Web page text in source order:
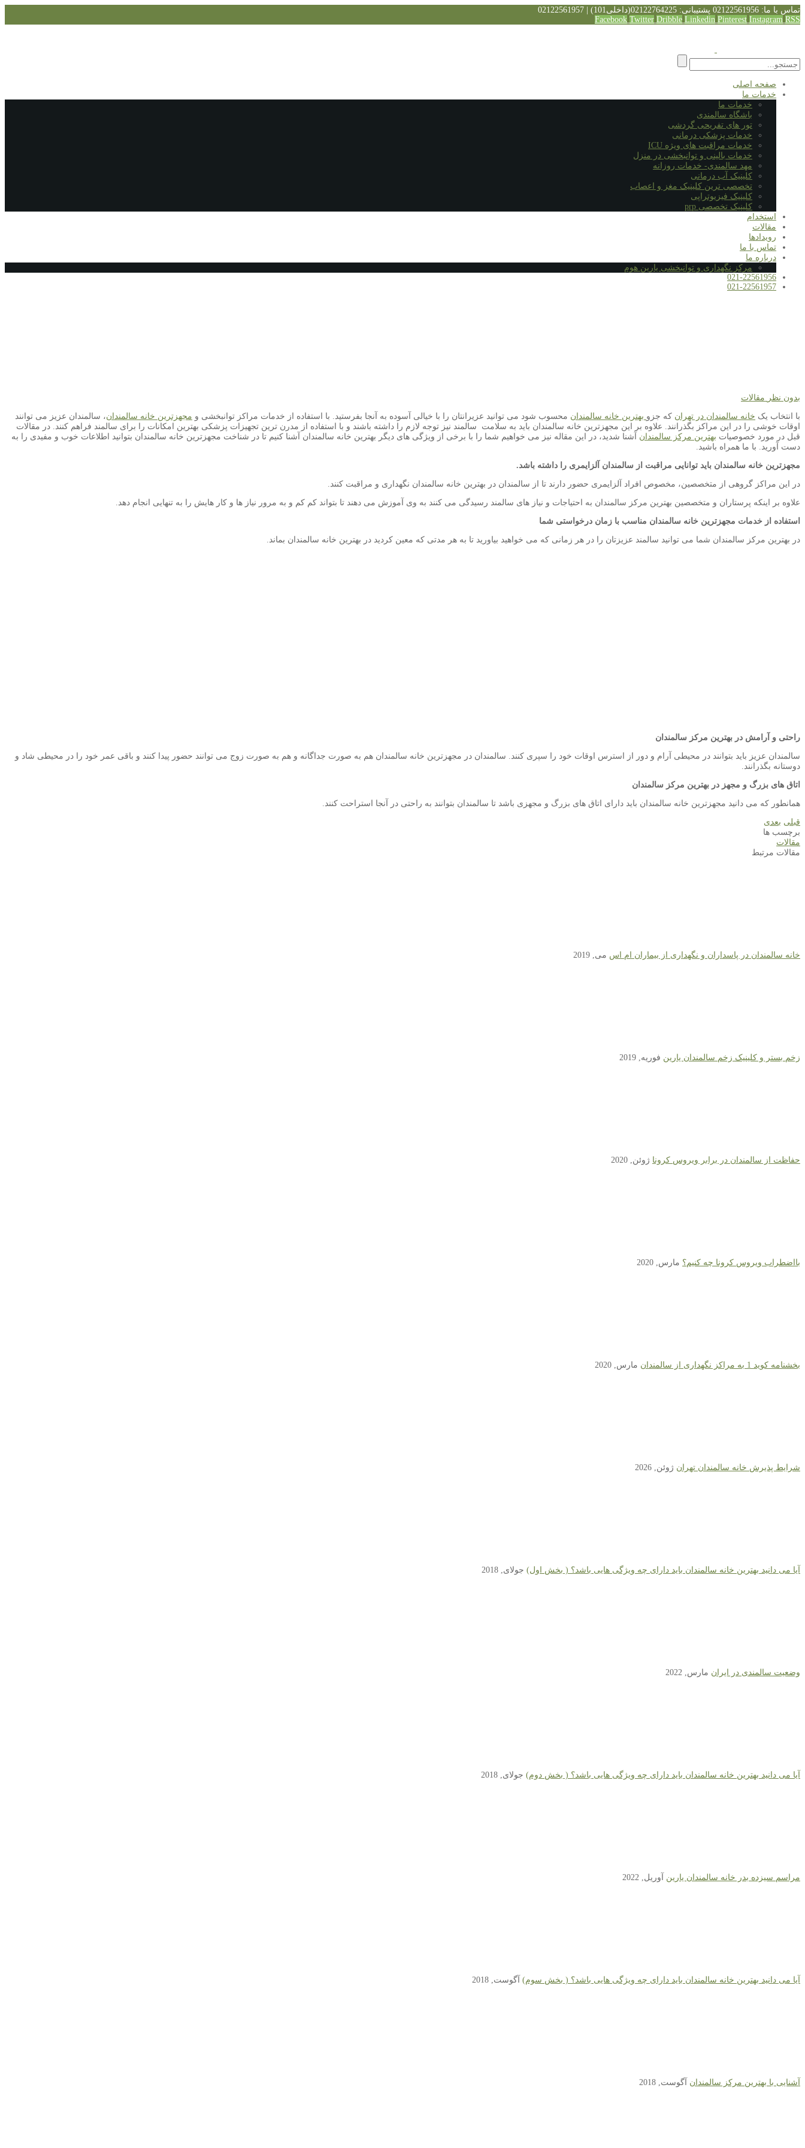
تماس با ما: 02122561956
پشتیبانی: 02122764225(داخلی101) | 02122561957
Facebook Twitter Dribble Linkedin Pinterest Instagram RSS
صفحه اصلی
خدمات ما
خدمات ما
باشگاه سالمندی
تور های تفریحی گردشی
خدمات پزشکی درمانی
خدمات مراقبت های ویژه ICU
خدمات بالینی و توانبخشی در منزل
مهد سالمندی- خدمات روزانه
کلینیک آب درمانی
تخصصی ترین کلینیک مغز و اعصاب
کلینیک فیزیوتراپی
کلینیک تخصصی prp
استخدام
مقالات
رویدادها
تماس با ما
درباره ما
مرکز نگهداری و توانبخشی یارین هوم
021-22561956
021-22561957
بدون نظر مقالات
با انتخاب یک خانه سالمندان در تهران که جزو بهترین خانه سالمندان محسوب شود می توانید عزیرانتان را با خیالی آسوده به آنجا بفرستید. با استفاده از خدمات مراکز توانبخشی و مجهزترین خانه سالمندان، سالمندان عزیز می توانند
اوقات خوشی را در این مراکز بگذرانند. علاوه بر این مجهزترین خانه سالمندان باید به سلامت سالمند نیز توجه لازم را داشته باشند و با استفاده از مدرن ترین تجهیزات پزشکی بهترین امکانات را برای سالمند فراهم کنند. در مقالات
قبل در مورد خصوصیات بهترین مرکز سالمندان آشنا شدید، در این مقاله نیز می خواهیم شما را با برخی از ویژگی های دیگر بهترین خانه سالمندان آشنا کنیم تا در شناخت مجهزترین خانه سالمندان بتوانید اطلاعات خوب و مفیدی را به
دست آورید. با ما همراه باشید.
مجهزترین خانه سالمندان باید توانایی مراقبت از سالمندان آلزایمری را داشته باشد.
در این مراکز گروهی از متخصصین، مخصوص افراد آلزایمری حضور دارند تا از سالمندان در بهترین خانه سالمندان نگهداری و مراقبت کنند.
علاوه بر اینکه پرستاران و متخصصین بهترین مرکز سالمندان به احتیاجات و نیاز های سالمند رسیدگی می کنند به وی آموزش می دهند تا بتواند کم کم و به مرور نیاز ها و کار هایش را به تنهایی انجام دهد.
استفاده از خدمات مجهزترین خانه سالمندان مناسب با زمان درخواستی شما
در بهترین مرکز سالمندان شما می توانید سالمند عزیزتان را در هر زمانی که می خواهید بیاورید تا به هر مدتی که معین کردید در بهترین خانه سالمندان بماند.
راحتی و آرامش در بهترین مرکز سالمندان
سالمندان عزیز باید بتوانند در محیطی آرام و دور از استرس اوقات خود را سپری کنند. سالمندان در مجهزترین خانه سالمندان هم به صورت جداگانه و هم به صورت زوج می توانند حضور پیدا کنند و باقی عمر خود را در محیطی شاد و
دوستانه بگذرانند.
اتاق های بزرگ و مجهز در بهترین مرکز سالمندان
همانطور که می دانید مجهزترین خانه سالمندان باید دارای اتاق های بزرگ و مجهزی باشد تا سالمندان بتوانند به راحتی در آنجا استراحت کنند.
قبلی بعدی
برچسب ها
مقالات
مقالات مرتبط
خانه سالمندان در پاسداران و نگهداری از بیماران ام اس می, 2019
زخم بستر و کلینیک زخم سالمندان یارین فوریه, 2019
حفاظت از سالمندان در برابر ویروس کرونا ژوئن, 2020
بااﺿﻄﺮاب وﯾﺮوس کرونا ﭼﻪ ﮐﻨﯿﻢ؟ مارس, 2020
بخشنامه کوید 1 به مراکز نگهداری از سالمندان مارس, 2020
شرایط پذیرش خانه سالمندان تهران ژوئن, 2026
آیا می دانید بهترین خانه سالمندان باید دارای چه ویژگی هایی باشد؟ ( بخش اول) جولای, 2018
وضعیت سالمندی در ایران مارس, 2022
آیا می دانید بهترین خانه سالمندان باید دارای چه ویژگی هایی باشد؟ ( بخش دوم) جولای, 2018
مراسم سیزده بدر خانه سالمندان یارین آوریل, 2022
آیا می دانید بهترین خانه سالمندان باید دارای چه ویژگی هایی باشد؟ ( بخش سوم) آگوست, 2018
آشنایی با بهترین مرکز سالمندان آگوست, 2018